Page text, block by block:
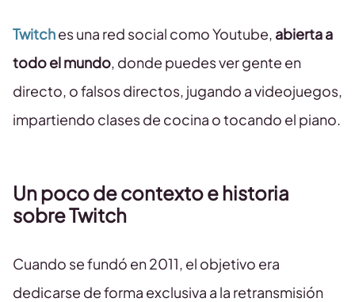
Twitches una red social como Youtube, abierta a
todo el mundo, donde puedes ver gente en
directo, o falsos directos, jugando a videojuegos,
impartiendo clases de cocina o tocando el piano.
Un poco de contexto e historia
sobre Twitch
Cuando se fundó en 2011, el objetivo era
dedicarse de forma exclusiva a la retransmisión